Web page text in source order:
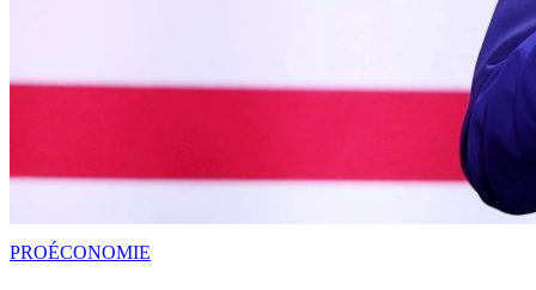
PROÉCONOMIE